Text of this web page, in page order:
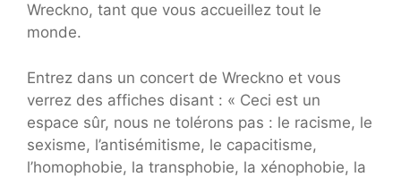
Wreckno, tant que vous accueillez tout le
monde.
Entrez dans un concert de Wreckno et vous
verrez des affiches disant : « Ceci est un
espace sûr, nous ne tolérons pas : le racisme, le
sexisme, l’antisémitisme, le capacitisme,
l’homophobie, la transphobie, la xénophobie, la